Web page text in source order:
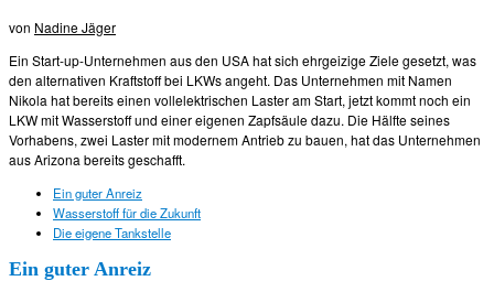
von Nadine Jäger
Ein Start-up-Unternehmen aus den USA hat sich ehrgeizige Ziele gesetzt, was
den alternativen Kraftstoff bei LKWs angeht. Das Unternehmen mit Namen
Nikola hat bereits einen vollelektrischen Laster am Start, jetzt kommt noch ein
LKW mit Wasserstoff und einer eigenen Zapfsäule dazu. Die Hälfte seines
Vorhabens, zwei Laster mit modernem Antrieb zu bauen, hat das Unternehmen
aus Arizona bereits geschafft.
Ein guter Anreiz
Wasserstoff für die Zukunft
Die eigene Tankstelle
Ein guter Anreiz